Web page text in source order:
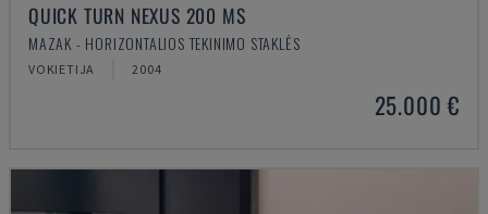
QUICK TURN NEXUS 200 MS
MAZAK - HORIZONTALIOS TEKINIMO STAKLĖS
VOKIETIJA 2004
25.000 €